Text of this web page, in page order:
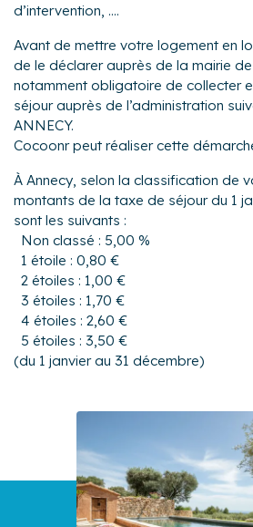
d’intervention, ....
Avant de mettre votre logement en
de le déclarer auprès de la mairie
notamment obligatoire de collecter
séjour auprès de l’administration
ANNECY.
Cocoonr peut réaliser cette
À Annecy, selon la classification de
montants de la taxe de séjour du 1
sont les suivants :
Non classé : 5,00 %
1 étoile : 0,80 €
2 étoiles : 1,00 €
3 étoiles : 1,70 €
4 étoiles : 2,60 €
5 étoiles : 3,50 €
(du 1 janvier au 31 décembre)